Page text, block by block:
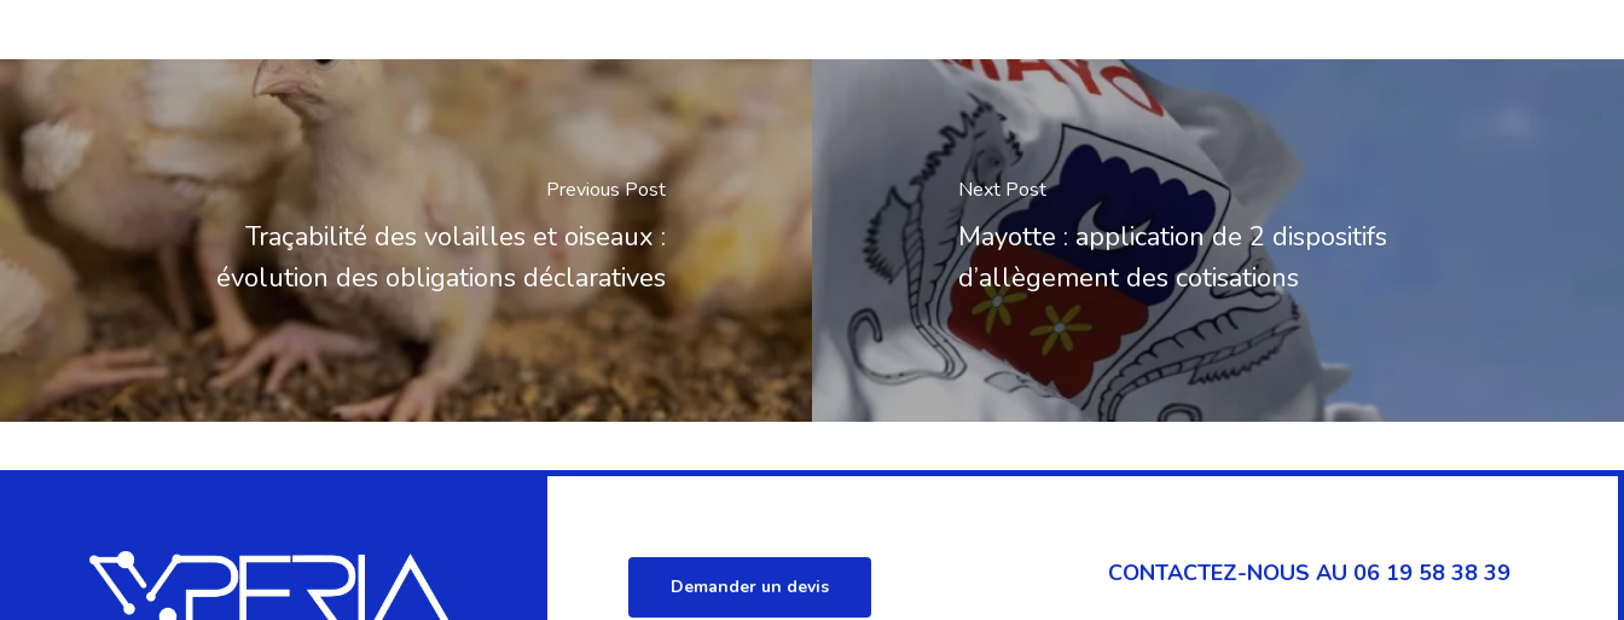
Previous Post
Traçabilité des volailles et oiseaux :
évolution des obligations déclaratives
Next Post
Mayotte : application de 2 dispositifs
d’allègement des cotisations
Demander un devis CONTACTEZ-NOUS AU 06 19 58 38 39